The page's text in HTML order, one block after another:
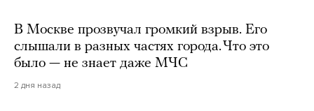
В Москве прозвучал громкий взрыв. Его
слышали в разных частях города. Что это
было — не знает даже МЧС
2 дня назад